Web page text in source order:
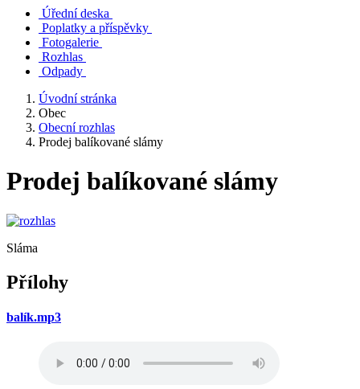
Úřední deska
Poplatky a příspěvky
Fotogalerie
Rozhlas
Odpady
Úvodní stránka
Obec
Obecní rozhlas
Prodej balíkované slámy
Prodej balíkované slámy
Sláma
Přílohy
balík.mp3